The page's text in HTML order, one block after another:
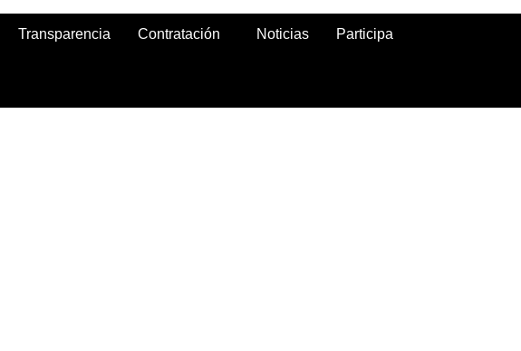
Transparencia Contratación Noticias Participa